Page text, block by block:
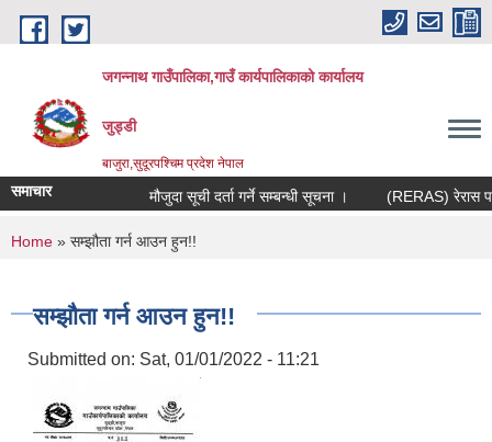
Skip to main content
जगन्नाथ गाउँपालिका,गाउँ कार्यपालिकाको कार्यालय
जुड्डी
बाजुरा,सुदूरपश्चिम प्रदेश नेपाल
समाचार मौजुदा सूची दर्ता गर्ने सम्बन्धी सूचना । (RERAS) रेरास
You are here
Home » सम्झौता गर्न आउन हुन!!
सम्झौता गर्न आउन हुन!!
Submitted on: Sat, 01/01/2022 - 11:21